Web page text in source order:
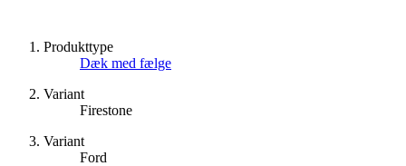
Produkttype
Dæk med fælge
Variant
Firestone
Variant
Ford